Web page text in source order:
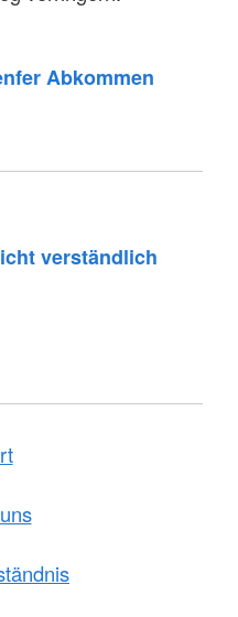
Abkommen
verständlich